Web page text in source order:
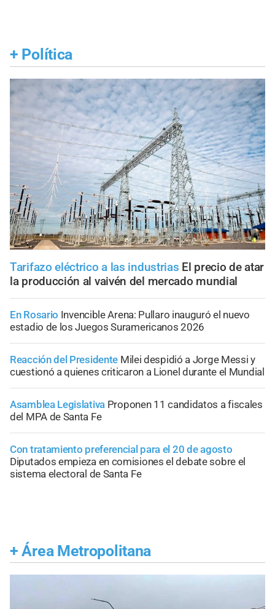
+ Política
Tarifazo eléctrico a las industrias El precio de atar
la producción al vaivén del mercado mundial
En Rosario Invencible Arena: Pullaro inauguró el nuevo
estadio de los Juegos Suramericanos 2026
Reacción del Presidente Milei despidió a Jorge Messi y
cuestionó a quienes criticaron a Lionel durante el Mundial
Asamblea Legislativa Proponen 11 candidatos a fiscales
del MPA de Santa Fe
Con tratamiento preferencial para el 20 de agosto
Diputados empieza en comisiones el debate sobre el
sistema electoral de Santa Fe
+ Área Metropolitana